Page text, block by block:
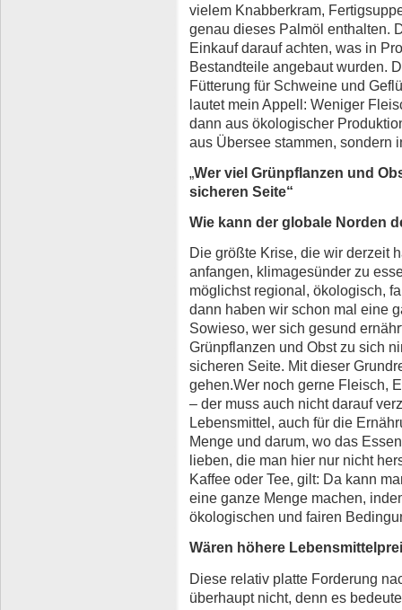
vielem Knabberkram,
genau dieses Palmöl enthalten.
Einkauf darauf achten, was in
Bestandteile angebaut wurden.
Fütterung für Schweine und
lautet mein Appell: Weniger
dann aus ökologischer
aus Übersee stammen, sondern
„Wer viel Grünpflanzen und
sicheren Seite“
Wie kann der globale Norden
Die größte Krise, die wir derzeit
anfangen, klimagesünder zu
möglichst regional, ökologisch,
dann haben wir schon mal eine
Sowieso, wer sich gesund
Grünpflanzen und Obst zu sich
sicheren Seite. Mit dieser
gehen.Wer noch gerne Fleisch,
– der muss auch nicht darauf
Lebensmittel, auch für die
Menge und darum, wo das
lieben, die man hier nur nicht
Kaffee oder Tee, gilt: Da kann
eine ganze Menge machen,
ökologischen und fairen
Wären höhere
Diese relativ platte Forderung
überhaupt nicht, denn es